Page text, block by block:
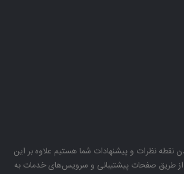
نقطه نظرات و پیشنهادات شما هستیم علاوه بر این
از طریق صفحات پیشتیبانی و سرویس‌های خدمات به